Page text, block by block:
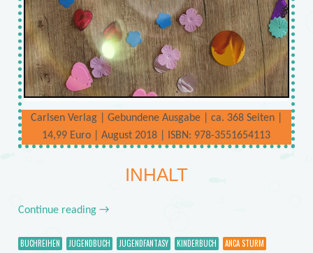
Carlsen Verlag | Gebundene Ausgabe | ca. 368 Seiten |
14,99 Euro | August 2018 | ISBN: 978-3551654113
INHALT
Continue reading →
BUCHREIHEN JUGENDBUCH JUGENDFANTASY KINDERBUCH
ANCA STURM